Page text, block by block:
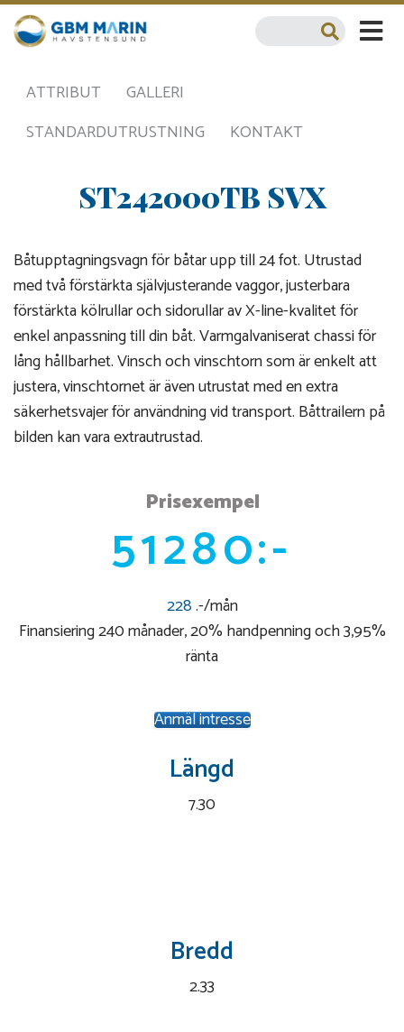
ATTRIBUT
GALLERI
STANDARDUTRUSTNING
KONTAKT
ST242000TB SVX
Båtupptagningsvagn för båtar upp till 24 fot. Utrustad
med två förstärkta självjusterande vaggor, justerbara
förstärkta kölrullar och sidorullar av X-line-kvalitet för
enkel anpassning till din båt. Varmgalvaniserat chassi för
lång hållbarhet. Vinsch och vinschtorn som är enkelt att
justera, vinschtornet är även utrustat med en extra
säkerhetsvajer för användning vid transport. Båttrailern på
bilden kan vara extrautrustad.
Prisexempel
51280:-
228.-/mån
Finansiering 240 månader, 20% handpenning och 3,95%
ränta
Anmäl intresse
Längd
7.30
Bredd
2.33